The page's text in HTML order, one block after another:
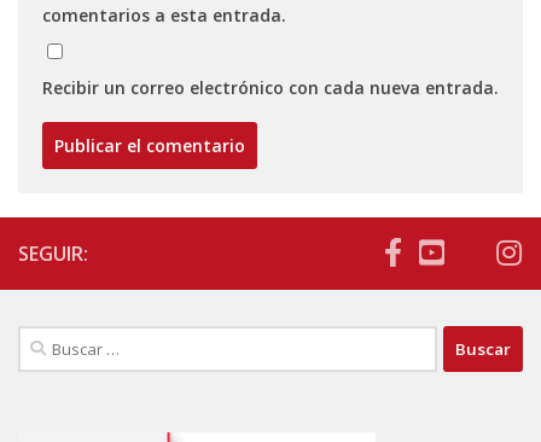
comentarios a esta entrada.
Recibir un correo electrónico con cada nueva entrada.
SEGUIR:
Buscar: